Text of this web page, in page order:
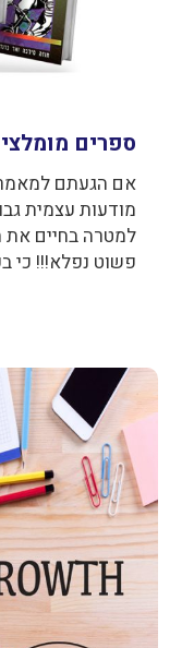
ספרים
אם הגעתם
מודעות עצמית
למטרה בחיים
פשוט נפלא!!! כי